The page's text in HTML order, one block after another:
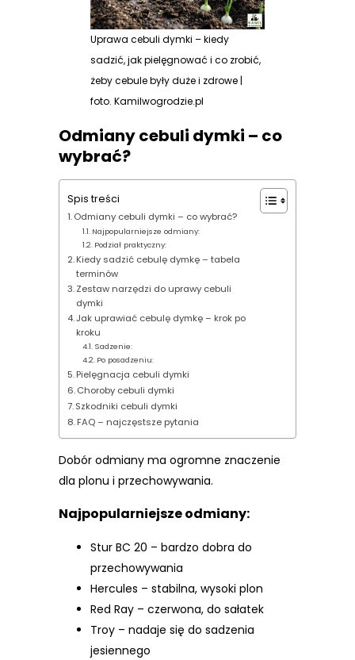
Uprawa cebuli dymki – kiedy
sadzić, jak pielęgnować i co zrobić,
żeby cebule były duże i zdrowe |
foto. Kamilwogrodzie.pl
Odmiany cebuli dymki – co
wybrać?
Spis treści
Odmiany cebuli dymki – co wybrać?
Najpopularniejsze odmiany:
Podział praktyczny:
Kiedy sadzić cebulę dymkę – tabela
terminów
Zestaw narzędzi do uprawy cebuli
dymki
Jak uprawiać cebulę dymkę – krok po
kroku
Sadzenie:
Po posadzeniu:
Pielęgnacja cebuli dymki
Choroby cebuli dymki
Szkodniki cebuli dymki
FAQ – najczęstsze pytania
Dobór odmiany ma ogromne znaczenie
dla plonu i przechowywania.
Najpopularniejsze odmiany:
Stur BC 20 – bardzo dobra do
przechowywania
Hercules – stabilna, wysoki plon
Red Ray – czerwona, do sałatek
Troy – nadaje się do sadzenia
jesiennego